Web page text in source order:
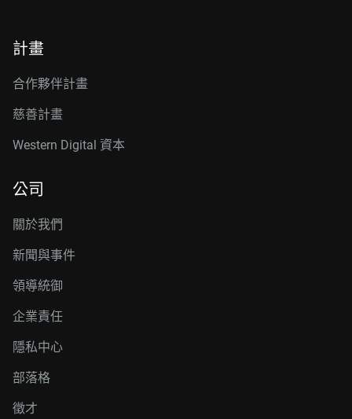
計畫
合作夥伴計畫
慈善計畫
Western Digital 資本
公司
關於我們
新聞與事件
領導統御
企業責任
隱私中心
部落格
徵才